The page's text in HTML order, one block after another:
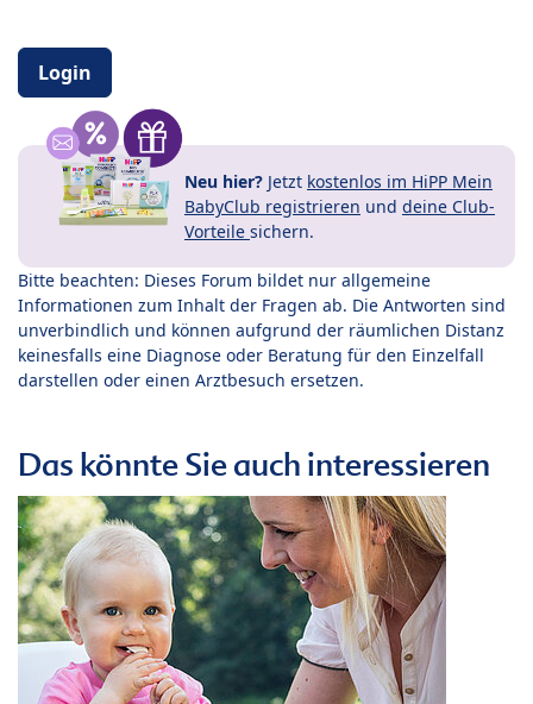
Login
Neu hier? Jetzt kostenlos im HiPP Mein
BabyClub registrieren und deine Club-
Vorteile sichern.
Bitte beachten: Dieses Forum bildet nur allgemeine
Informationen zum Inhalt der Fragen ab. Die Antworten sind
unverbindlich und können aufgrund der räumlichen Distanz
keinesfalls eine Diagnose oder Beratung für den Einzelfall
darstellen oder einen Arztbesuch ersetzen.
Das könnte Sie auch interessieren